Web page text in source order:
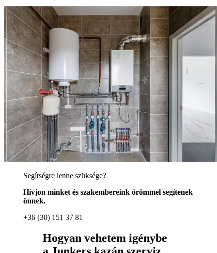
Segítségre lenne szüksége?
Hívjon minket és szakembereink örömmel segítenek
önnek.
+36 (30) 151 37 81
Hogyan vehetem igénybe